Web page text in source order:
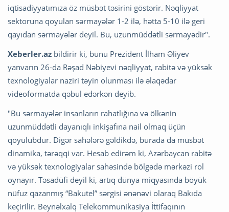
iqtisadiyyatımıza öz müsbət təsirini göstərir. Nəqliyyat
sektoruna qoyulan sərmayələr 1-2 ilə, hətta 5-10 ilə geri
qayıdan sərmayələr deyil. Bu, uzunmüddətli sərmayədir".
Xeberler.az bildirir ki, bunu Prezident İlham Əliyev
yanvarın 26-da Rəşad Nəbiyevi nəqliyyat, rabitə və yüksək
texnologiyalar naziri təyin olunması ilə əlaqədar
videoformatda qəbul edərkən deyib.
"Bu sərmayələr insanların rahatlığına və ölkənin
uzunmüddətli dayanıqlı inkişafına nail olmaq üçün
qoyulubdur. Digər sahələrə gəldikdə, burada da müsbət
dinamika, tərəqqi var. Hesab edirəm ki, Azərbaycan rabitə
və yüksək texnologiyalar sahəsində bölgədə mərkəzi rol
oynayır. Təsadüfi deyil ki, artıq dünya miqyasında böyük
nüfuz qazanmış “Bakutel” sərgisi ənənəvi olaraq Bakıda
keçirilir. Beynəlxalq Telekommunikasiya İttifaqının